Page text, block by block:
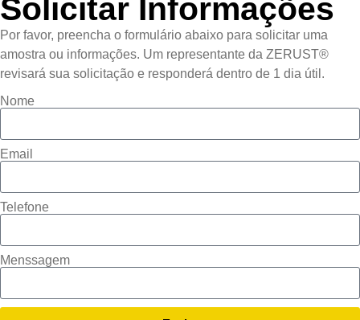
Solicitar Informações
Por favor, preencha o formulário abaixo para solicitar uma
amostra ou informações. Um representante da ZERUST®
revisará sua solicitação e responderá dentro de 1 dia útil.
Nome
Email
Telefone
Menssagem